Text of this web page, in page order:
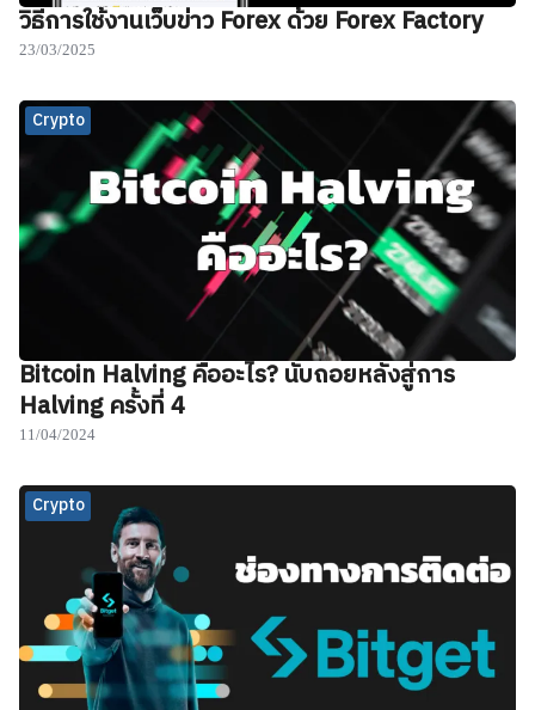
วิธีการใช้งานเว็บข่าว Forex ด้วย Forex Factory
23/03/2025
Crypto
Bitcoin Halving คืออะไร? นับถอยหลังสู่การ
Halving ครั้งที่ 4
11/04/2024
Crypto